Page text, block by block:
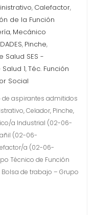
, Calefactor,
de la Función
, Mecánico
, Pinche,
Salud SES -
1,Téc. Función
Social
de aspirantes admitidos
Celador, Pinche,
a Industrial (02-06-
(02-06-
a (02-06-
Técnico de Función
de trabajo – Grupo